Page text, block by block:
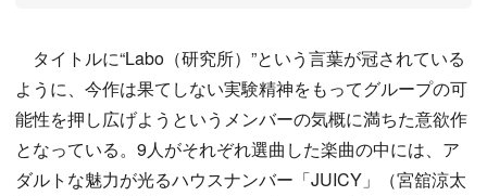
タイトルに“Labo（研究所）”という言葉が冠されている
ように、今作は果てしない実験精神をもってグループの可
能性を押し広げようというメンバーの気概に満ちた意欲作
となっている。9人がそれぞれ選曲した楽曲の中には、ア
ダルトな魅力が光るハウスナンバー「JUICY」（宮舘涼太